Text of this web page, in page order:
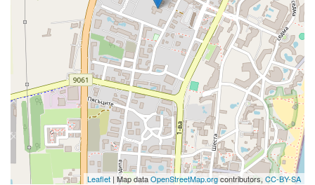
Leaflet | Map dataOpenStreetMap.orgcontributors, CC-BY-SA